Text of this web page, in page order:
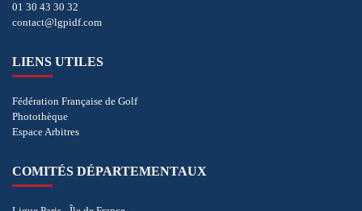
01 30 43 30 32
contact@lgpidf.com
LIENS UTILES
Fédération Française de Golf
Photothèque
Espace Arbitres
COMITÉS DÉPARTEMENTAUX